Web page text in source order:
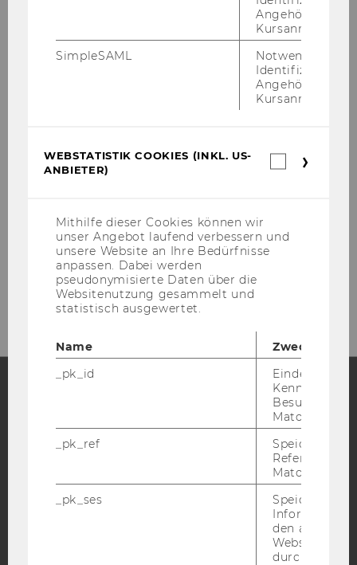
Blog
Bluesky
Angehörige/r für
Kursanmeldung.
SimpleSAML
Notwendig zur
Identifizierung
Angehörige/r für
Kursanmeldung.
WEBSTATISTIK COOKIES (INKL. US-
ANBIETER)
Mithilfe dieser Cookies können wir
unser Angebot laufend verbessern und
unsere Website an Ihre Bedürfnisse
anpassen. Dabei werden
pseudonymisierte Daten über die
Websitenutzung gesammelt und
statistisch ausgewertet.
Name
Zweck
_pk_id
Eindeutige
Besuchers
Matomo.
_pk_ref
Speicherung
Referrers
Matomo.
_pk_ses
Speicherung
den aktuellen
durch